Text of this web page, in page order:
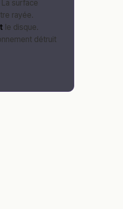
La surface
rayée.
le disque.
détruit